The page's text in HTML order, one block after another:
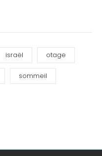
israël otage
sommeil